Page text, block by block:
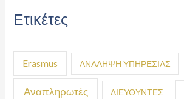
Ετικέτες
Erasmus ΑΝΑΛΗΨΗ ΥΠΗΡΕΣΙΑΣ
Αναπληρωτές ΔΙΕΥΘΥΝΤΕΣ